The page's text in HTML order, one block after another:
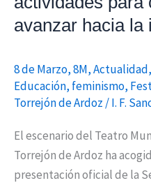
avanzar hacia la
8 de Marzo,8M,Actualidad,
Educación, feminismo,
Torrejón de Ardoz/I. F.
El escenario del Teatro
Torrejón de Ardoz ha
presentación oficial de la
concienciar
hacia
la
real